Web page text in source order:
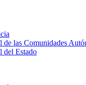
las Comunidades
del Estado